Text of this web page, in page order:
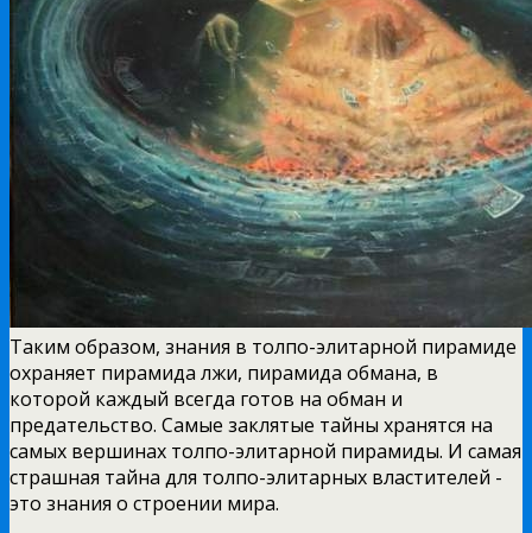
Таким образом, знания в толпо-элитарной пирамиде
охраняет пирамида лжи, пирамида обмана, в
которой каждый всегда готов на обман и
предательство. Самые заклятые тайны хранятся на
самых вершинах толпо-элитарной пирамиды. И самая
страшная тайна для толпо-элитарных властителей -
это знания о строении мира.